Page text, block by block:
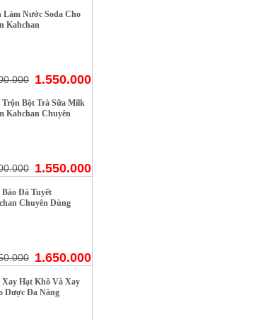
Làm Nước Soda Cho
Kahchan
1.550.000
Trộn Bột Trà Sữa Milk
Kahchan Chuyên
1.550.000
Bào Đá Tuyết
Chuyên Dùng
1.650.000
Xay Hạt Khô Và Xay
Dược Đa Năng